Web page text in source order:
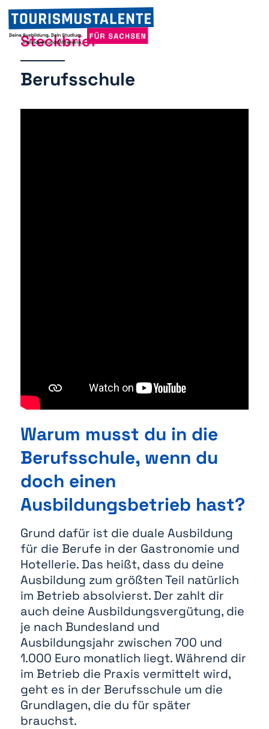
Steckbrief
Berufsschule
Warum musst du in die
Berufsschule, wenn du
doch einen
Ausbildungsbetrieb hast?
Grund dafür ist die duale Ausbildung
für die Berufe in der Gastronomie und
Hotellerie. Das heißt, dass du deine
Ausbildung zum größten Teil natürlich
im Betrieb absolvierst. Der zahlt dir
auch deine Ausbildungsvergütung, die
je nach Bundesland und
Ausbildungsjahr zwischen 700 und
1.000 Euro monatlich liegt. Während dir
im Betrieb die Praxis vermittelt wird,
geht es in der Berufsschule um die
Grundlagen, die du für später
brauchst.